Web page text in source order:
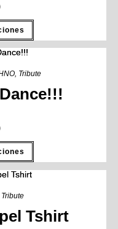
, Tribute
Tribute
Tshirt